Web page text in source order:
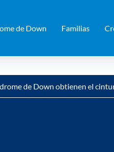
de Down Familias
de Down obtienen el